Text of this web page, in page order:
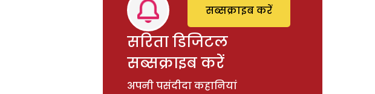
सरिता डिजिटल
सब्सक्राइब करें
अपनी पसंदीदा कहानियां
सब्सक्राइब करें